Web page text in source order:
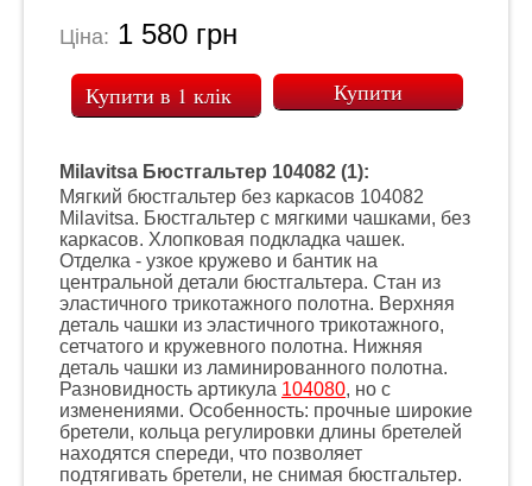
Ціна: 1 580 грн
Купити в 1 клік
Milavitsa Бюстгальтер 104082 (1):
Мягкий бюстгальтер без каркасов 104082
Milavitsa. Бюстгальтер с мягкими чашками, без
каркасов. Хлопковая подкладка чашек.
Отделка - узкое кружево и бантик на
центральной детали бюстгальтера. Стан из
эластичного трикотажного полотна. Верхняя
деталь чашки из эластичного трикотажного,
сетчатого и кружевного полотна. Нижняя
деталь чашки из ламинированного полотна.
Разновидность артикула 104080, но с
изменениями. Особенность: прочные широкие
бретели, кольца регулировки длины бретелей
находятся спереди, что позволяет
подтягивать бретели, не снимая бюстгальтер.